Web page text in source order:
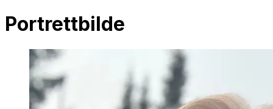
Portrettbilde